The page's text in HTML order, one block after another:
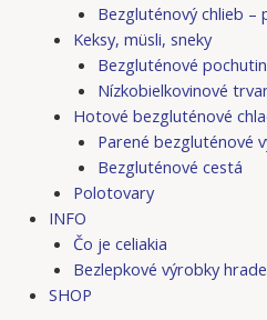
Bezgluténový chlieb –
Keksy, müsli, sneky
Bezgluténové
Nízkobielkovinové
Hotové bezgluténové
Parené bezgluténové
Bezgluténové cestá
Polotovary
INFO
Čo je celiakia
Bezlepkové výrobky
SHOP